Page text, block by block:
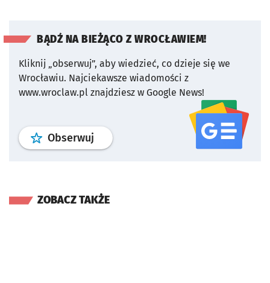
BĄDŹ NA BIEŻĄCO Z WROCŁAWIEM!
Kliknij „obserwuj”, aby wiedzieć, co dzieje się we
Wrocławiu. Najciekawsze wiadomości z
www.wroclaw.pl znajdziesz w Google News!
Obserwuj profil serwisu
ZOBACZ TAKŻE